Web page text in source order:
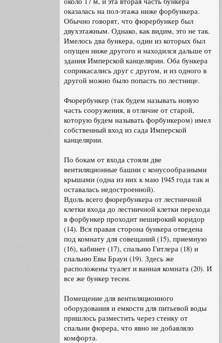
оказалась на пол-этажа ниже форбункера.
Обычно говорят, что фюрербункер был
двухэтажным. Однако, как видим, это не так.
Имелось два бункера, один из которых был
опущен ниже другого и находился дальше от
здания Имперской канцелярии. Оба бункера
соприкасались друг с другом, и из одного в
другой можно было попасть по лестнице.
Фюрербункер (так будем называть новую
часть сооружения, в отличие от старой,
которую будем называть форбункером) имел
собственный вход из сада Имперской
канцелярии.
По бокам от входа стояли две
вентиляционные башни с конусообразными
крышами (одна из них к маю 1945 года так и
оставалась недостроенной).
Вдоль всего фюрербункера от лестничной
клетки входа до лестничной клетки перехода
в форбункер проходит неширокий коридор
(14). Вся правая сторона бункера отведена
под комнату для совещаний (15), приемную
(16), кабинет (17), спальню Гитлера (18) и
спальню Евы Браун (19). Здесь же
расположены туалет и ванная комната (20). И
все же бункер тесен.
Помещение для вентиляционного
оборудования и емкости для питьевой воды
пришлось разместить через стенку от
спальни фюрера, что явно не добавляло
комфорта.